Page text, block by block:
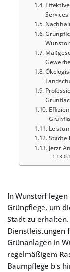
Services
Städte
Jetzt
In Wunstorf
Grünpflege, um
Stadt zu
Dienstleistungen
Grünanlagen in
regelmäßigem
Baumpflege bis